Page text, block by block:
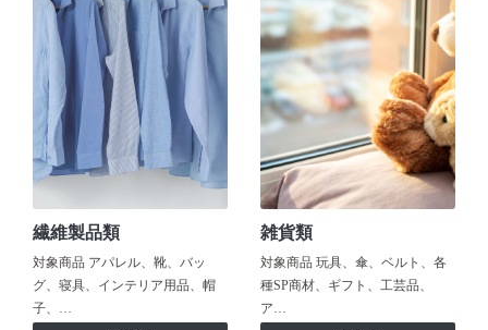
繊維製品類
対象商品 アパレル、靴、バッ
グ、寝具、インテリア用品、帽
子、…
雑貨類
対象商品 玩具、傘、ベルト、各
種SP商材、ギフト、工芸品、
ア…